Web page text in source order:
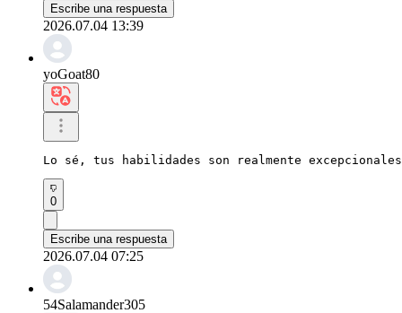
Escribe una respuesta
2026.07.04 13:39
yoGoat80
Lo sé, tus habilidades son realmente
0
Escribe una respuesta
2026.07.04 07:25
54Salamander305